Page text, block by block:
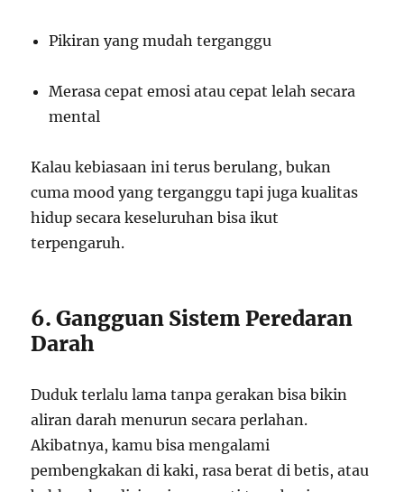
Pikiran yang mudah terganggu
Merasa cepat emosi atau cepat lelah secara
mental
Kalau kebiasaan ini terus berulang, bukan
cuma mood yang terganggu tapi juga kualitas
hidup secara keseluruhan bisa ikut
terpengaruh.
6. Gangguan Sistem Peredaran
Darah
Duduk terlalu lama tanpa gerakan bisa bikin
aliran darah menurun secara perlahan.
Akibatnya, kamu bisa mengalami
pembengkakan di kaki, rasa berat di betis, atau